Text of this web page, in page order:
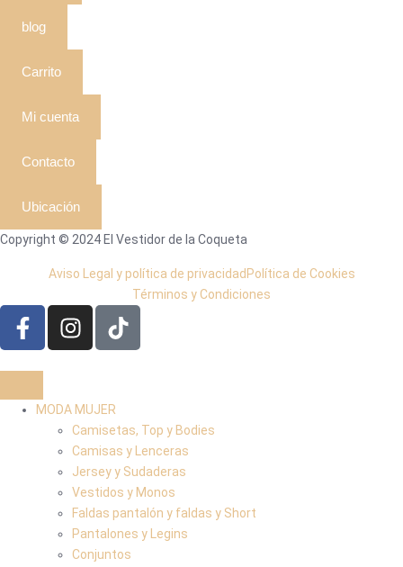
blog
Carrito
Mi cuenta
Contacto
Ubicación
Copyright © 2024 El Vestidor de la Coqueta
Aviso Legal y política de privacidad Política de Cookies
Términos y Condiciones
MODA MUJER
Camisetas, Top y Bodies
Camisas y Lenceras
Jersey y Sudaderas
Vestidos y Monos
Faldas pantalón y faldas y Short
Pantalones y Legins
Conjuntos